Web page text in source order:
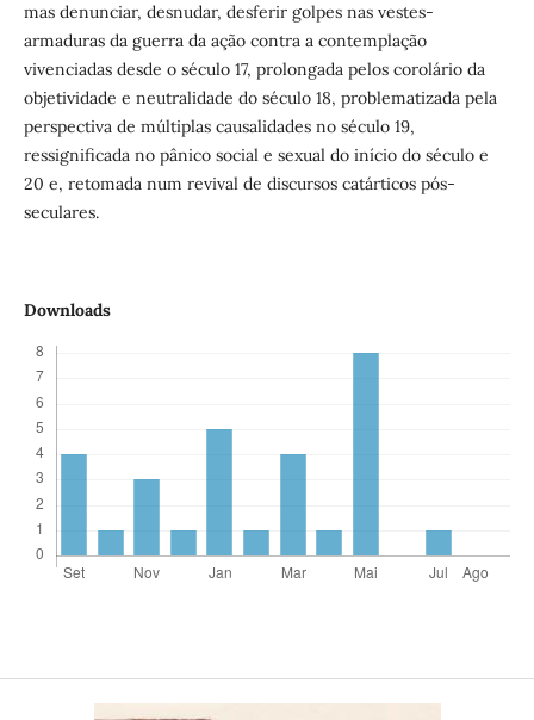
mas denunciar, desnudar, desferir golpes nas vestes-
armaduras da guerra da ação contra a contemplação
vivenciadas desde o século 17, prolongada pelos corolário da
objetividade e neutralidade do século 18, problematizada pela
perspectiva de múltiplas causalidades no século 19,
ressignificada no pânico social e sexual do início do século e
20 e, retomada num revival de discursos catárticos pós-
seculares.
Downloads